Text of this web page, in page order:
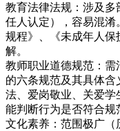
教育法律法规：涉及
任人认定），容易混
规程》、《未成年人
解。
教师职业道德规范：需
的六条规范及其具体
法、爱岗敬业、关爱学
能判断行为是否符合规
文化素养：范围极广